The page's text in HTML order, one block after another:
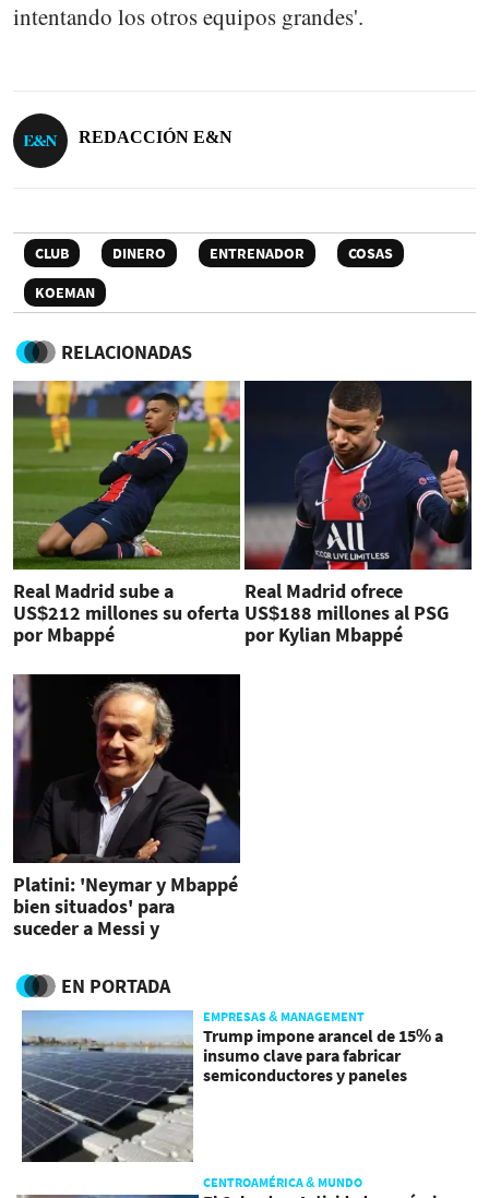
intentando los otros equipos grandes'.
REDACCIÓN E&N
CLUB DINERO ENTRENADOR
COSAS
KOEMAN
RELACIONADAS
Real Madrid sube a
US$212 millones su oferta
por Mbappé
Real Madrid ofrece
US$188 millones al PSG
por Kylian Mbappé
Platini: 'Neymar y Mbappé
bien situados' para
suceder a Messi y
EN PORTADA
EMPRESAS & MANAGEMENT
Trump impone arancel de 15% a
insumo clave para fabricar
semiconductores y paneles
CENTROAMÉRICA & MUNDO